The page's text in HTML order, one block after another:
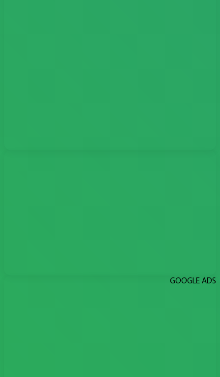
GOOGLE ADS